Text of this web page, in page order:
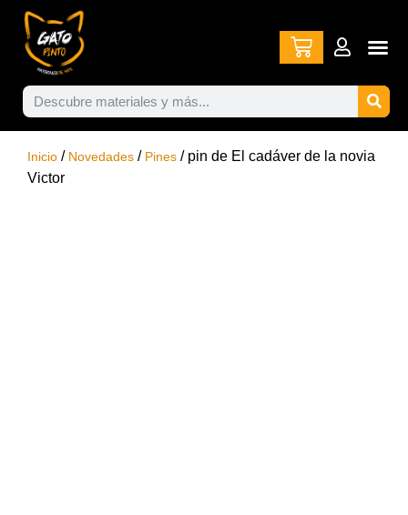
Inicio / Novedades / Pines / pin de El cadáver de la novia
Victor